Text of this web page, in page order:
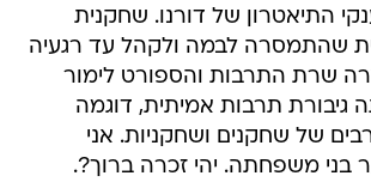
התיאטרון של דורנו. שחקנית
שהתמסרה לבמה ולקהל עד רגעיה
שרת התרבות והספורט לימור
גיבורת תרבות אמיתית, דוגמה
של שחקנים ושחקניות. אני
משפחתה. יהי זכרה ברוך?.